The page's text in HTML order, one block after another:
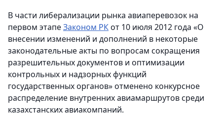
В части либерализации рынка авиаперевозок на
первом этапеЗаконом РКот 10 июля 2012 года «О
внесении изменений и дополнений в некоторые
законодательные акты по вопросам сокращения
разрешительных документов и оптимизации
контрольных и надзорных функций
государственных органов» отменено конкурсное
распределение внутренних авиамаршрутов среди
казахстанских авиакомпаний.